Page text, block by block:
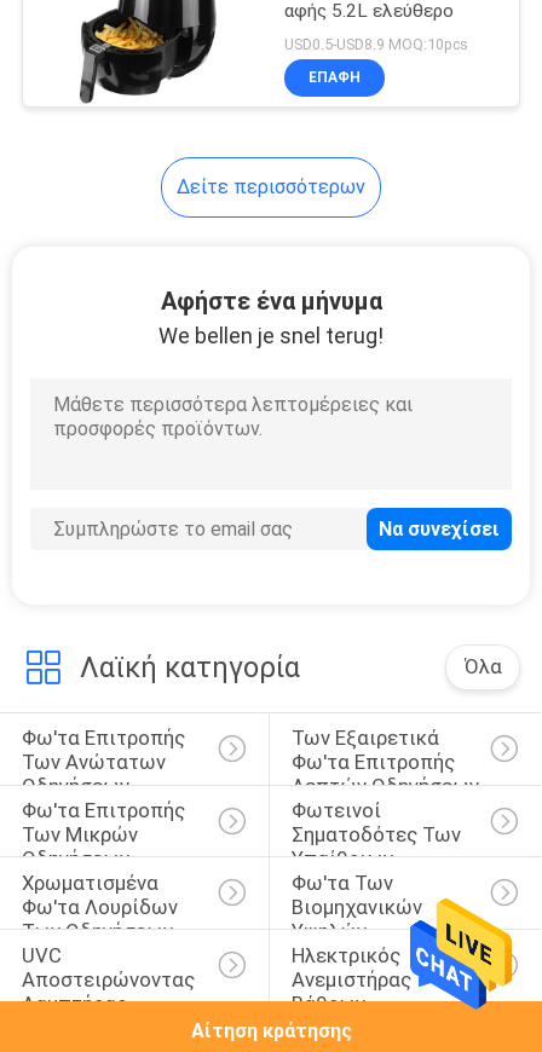
UVC
λαμπτήρας
Ηλεκτρικός
ανεμιστήρας
βάθρων
αέρα πετρελαίου
18
Επίπεδος
τοποθετήστε το
φως ανώτατων
ανεμιστήρων
16
αφής 5.2L ελεύθερο
USD0.5-USD8.9 MOQ:10pcs
ΕΠΑΦΉ
Δείτε περισσότερων
Αφήστε ένα μήνυμα
We bellen je snel terug!
Λαϊκή κατηγορία Όλα
Φω'τα Επιτροπής
Των Ανώτατων
Οδηγήσεων
Των Εξαιρετικά
Φω'τα Επιτροπής
Λεπτών Οδηγήσεων
Φω'τα Επιτροπής
Των Μικρών
Οδηγήσεων
Φωτεινοί
Σηματοδότες Των
Υπαίθριων
Οδηγήσεων
Χρωματισμένα
Φω'τα Λουρίδων
Των Οδηγήσεων
Φω'τα Των
Βιομηχανικών
Υψηλών
Οδηγήσεων Κόλπων
UVC
Αποστειρώνοντας
Λαμπτήρας
Ηλεκτρικός
Ανεμιστήρας
Βάθρων
Αίτηση κράτησης